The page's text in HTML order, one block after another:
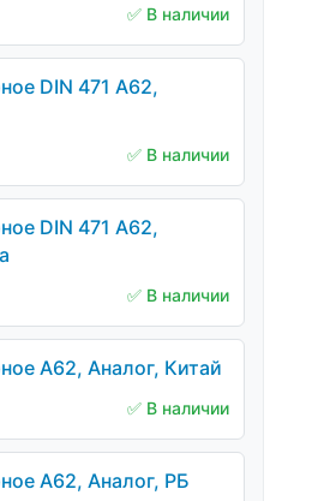
✅ В наличии
DIN 471 А62,
✅ В наличии
DIN 471 А62,
✅ В наличии
А62, Аналог, Китай
✅ В наличии
А62, Аналог, РБ